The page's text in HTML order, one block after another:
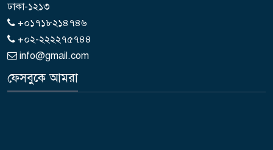
ঢাকা-১২১৩
+০১৭১৮২১৪৭৪৬
+০২-২২২২৭৫৭৪৪
info@gmail.com
ফেসবুকে আমরা